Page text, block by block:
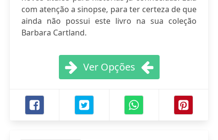
com atenção a sinopse, para ter certeza de que
ainda não possui este livro na sua coleção
Barbara Cartland.
Ver Opções